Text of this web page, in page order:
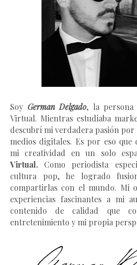
Soy German Delgado, la persona
Virtual. Mientras estudiaba
descubrí mi verdadera pasión por
medios digitales. Es por eso
mi creatividad en un solo
Virtual. Como periodista
cultura pop, he logrado
compartirlas con el mundo. Mi
experiencias fascinantes a mi
contenido de calidad que
entretenimiento y mi propia